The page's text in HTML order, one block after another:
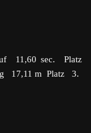
11,60 sec. Platz
17,11 m Platz 3.